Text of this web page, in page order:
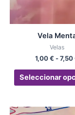
Vela
Velas
1,00€ -7,50
Seleccionar